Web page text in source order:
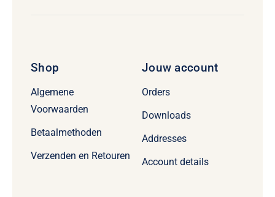
Shop
Algemene
Voorwaarden
Betaalmethoden
Verzenden en Retouren
Jouw account
Orders
Downloads
Addresses
Account details